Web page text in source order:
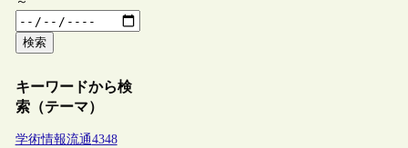
検索
キーワードから検
索（テーマ）
学術情報流通4348